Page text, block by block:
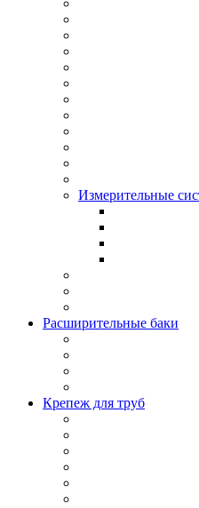
Измерительные
Расширительные баки
Крепеж для труб